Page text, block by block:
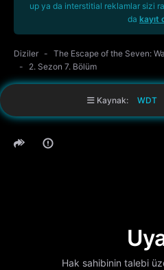
up ya da interstitial reklamlar sizi
da kayıt
Diziler
The Escape of the Seven:
2. Sezon 7. Bölüm
Kaynak: WDT
Hak sahibinin talebi